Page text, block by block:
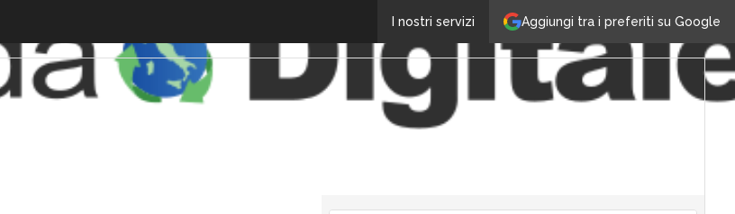
Aggiungi tra i preferiti su Google
I nostri servizi